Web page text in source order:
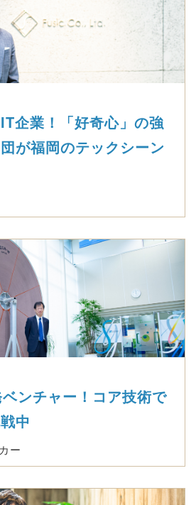
企業！「好奇心」の強
が福岡のテックシーン
ンチャー！コア技術で
中
ー